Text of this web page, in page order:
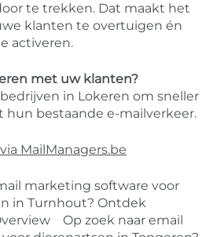
te trekken. Dat maakt het
klanten te overtuigen én
activeren.
met uw klanten?
in Lokeren om sneller
hun bestaande e-mailverkeer.
MailManagers.be
marketing software voor
in Turnhout? Ontdek
Op zoek naar email